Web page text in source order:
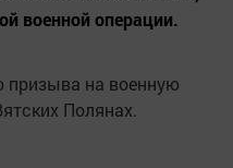
военной операции.
призыва на военную
Полянах.